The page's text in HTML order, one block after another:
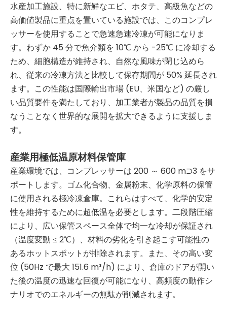
水産加工施設、特に新鮮なエビ、ホタテ、高級魚などの
高価値製品に重点を置いている施設では、このコンプレ
ッサーを使用することで急速急速冷凍が可能になりま
す。わずか 45 分で魚介類を 10℃ から -25℃ に冷却する
ため、細胞構造が維持され、自然な風味が閉じ込めら
れ、従来の冷凍方法と比較して保存期間が 50% 延長され
ます。この性能は国際輸出市場 (EU、米国など) の厳し
い品質要件を満たしており、加工業者が製品の品質を損
なうことなく世界的な展開を拡大できるように支援しま
す。
産業用極低温原材料保管庫
産業環境では、コンプレッサーは 200 ～ 600 m⊃3 をサ
ポートします。ゴム化合物、金属粉末、化学原料の保管
に使用される極冷凍倉庫。これらはすべて、化学的安定
性を維持するために超低温を必要とします。二段階圧縮
により、広い保管スペース全体で均一な冷却が保証され
（温度変動 ≤ 2℃）、材料の劣化を引き起こす可能性の
あるホットスポットが排除されます。また、その高い変
位 (50Hz で最大 151.6 m³/h) により、倉庫のドアが開い
た後の温度の迅速な回復が可能になり、高頻度の動作シ
ナリオでのエネルギーの無駄が削減されます。